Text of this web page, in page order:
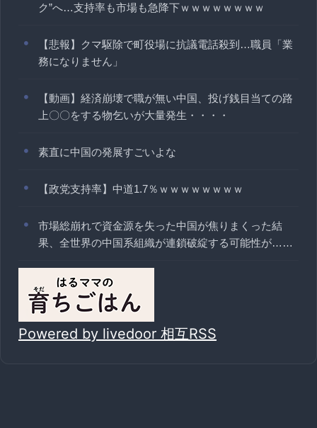
ク”へ…支持率も市場も急降下ｗｗｗｗｗｗｗｗ
【悲報】クマ駆除で町役場に抗議電話殺到…職員「業
務になりません」
【動画】経済崩壊で職が無い中国、投げ銭目当ての路
上〇〇をする物乞いが大量発生・・・・
素直に中国の発展すごいよな
【政党支持率】中道1.7％ｗｗｗｗｗｗｗｗ
市場総崩れで資金源を失った中国が焦りまくった結
果、全世界の中国系組織が連鎖破綻する可能性が……
Powered by livedoor 相互RSS